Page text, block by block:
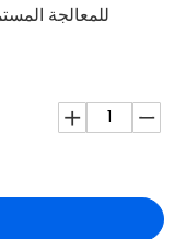
للمعالجة